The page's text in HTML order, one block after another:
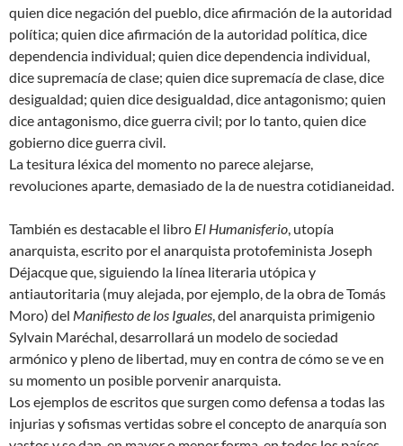
quien dice negación del pueblo, dice afirmación de la autoridad
política; quien dice afirmación de la autoridad política, dice
dependencia individual; quien dice dependencia individual,
dice supremacía de clase; quien dice supremacía de clase, dice
desigualdad; quien dice desigualdad, dice antagonismo; quien
dice antagonismo, dice guerra civil; por lo tanto, quien dice
gobierno dice guerra civil.
La tesitura léxica del momento no parece alejarse,
revoluciones aparte, demasiado de la de nuestra cotidianeidad.
También es destacable el libro El Humanisferio, utopía
anarquista, escrito por el anarquista protofeminista Joseph
Déjacque que, siguiendo la línea literaria utópica y
antiautoritaria (muy alejada, por ejemplo, de la obra de Tomás
Moro) del Manifiesto de los Iguales, del anarquista primigenio
Sylvain Maréchal, desarrollará un modelo de sociedad
armónico y pleno de libertad, muy en contra de cómo se ve en
su momento un posible porvenir anarquista.
Los ejemplos de escritos que surgen como defensa a todas las
injurias y sofismas vertidas sobre el concepto de anarquía son